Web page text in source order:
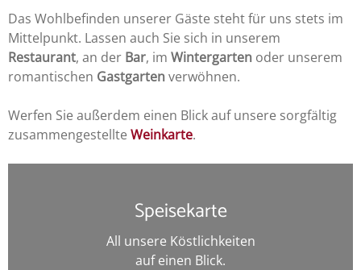
Das Wohlbefinden unserer Gäste steht für uns stets im
Mittelpunkt. Lassen auch Sie sich in unserem
Restaurant, an der Bar, im Wintergarten oder unserem
romantischen Gastgartenverwöhnen.
Werfen Sie außerdem einen Blick auf unsere sorgfältig
zusammengestellte Weinkarte.
Speisekarte
All unsere Köstlichkeiten
auf einen Blick.